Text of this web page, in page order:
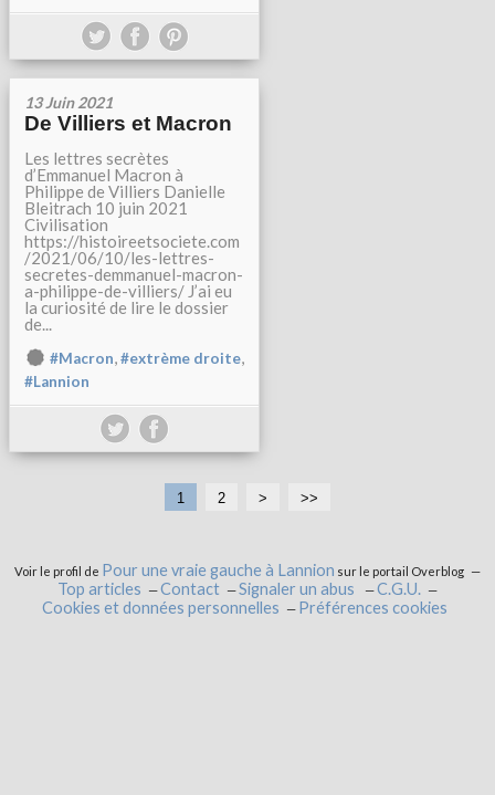
13 Juin 2021
De Villiers et Macron
Les lettres secrètes
d’Emmanuel Macron à
Philippe de Villiers Danielle
Bleitrach 10 juin 2021
Civilisation
https://histoireetsociete.com
/2021/06/10/les-lettres-
secretes-demmanuel-macron-
a-philippe-de-villiers/ J’ai eu
la curiosité de lire le dossier
de...
#Macron,#extrème droite,
#Lannion
1 2 > >>
Voir le profil de Pour une vraie gauche à Lannion sur le portail Overblog
Top articles Contact Signaler un abus
C.G.U.
Cookies et données personnelles
Préférences cookies